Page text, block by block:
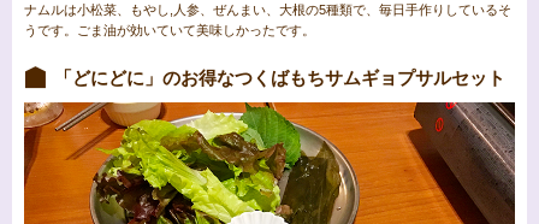
ナムルは小松菜、もやし,人参、ぜんまい、大根の5種類で、毎日手作りしているそ
うです。ごま油が効いていて美味しかったです。
「どにどに」のお得なつくばもちサムギョプサルセット